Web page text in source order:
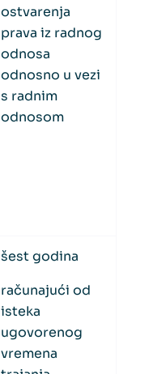
ostvarenja
prava iz radnog
odnosa
odnosno u vezi
s radnim
odnosom
šest godina
računajući od
isteka
ugovorenog
vremena